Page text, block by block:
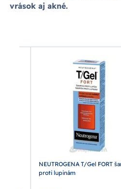
vrások aj akné.
NEUTROGENA T/Gel FORT
proti lupinám